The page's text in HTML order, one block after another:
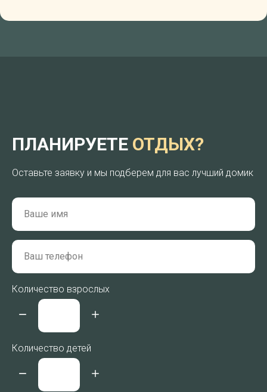
ПЛАНИРУЕТЕ ОТДЫХ?
Оставьте заявку и мы подберем для вас лучший домик
Количество взрослых
Количество детей